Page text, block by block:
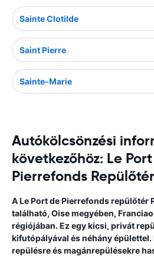
Sainte Clotilde
Saint Pierre
Sainte-Marie
Autókölcsönzési
következőhöz: Le
Pierrefonds Repülőtér
A Le Port de Pierrefonds repülőtér
található, Oise megyében,
régiójában. Ez egy kicsi, privát
kifutópályával és néhány épülettel.
repülésre és magánrepülésekre